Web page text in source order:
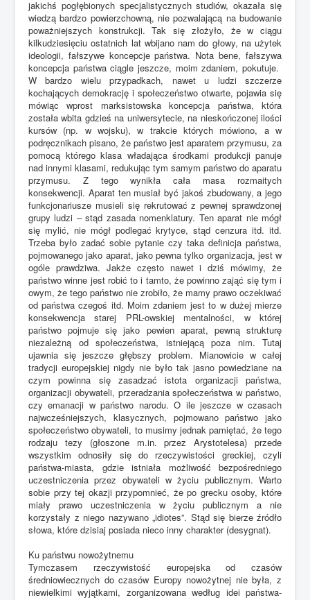
jakichś pogłębionych specjalistycznych studiów, okazała się
wiedzą bardzo powierzchowną, nie pozwalającą na budowanie
poważniejszych konstrukcji. Tak się złożyło, że w ciągu
kilkudziesięciu ostatnich lat wbijano nam do głowy, na użytek
ideologii, fałszywe koncepcje państwa. Nota bene, fałszywa
koncepcja państwa ciągle jeszcze, moim zdaniem, pokutuje.
W bardzo wielu przypadkach, nawet u ludzi szczerze
kochających demokrację i społeczeństwo otwarte, pojawia się
mówiąc wprost marksistowska koncepcja państwa, która
została wbita gdzieś na uniwersytecie, na nieskończonej ilości
kursów (np. w wojsku), w trakcie których mówiono, a w
podręcznikach pisano, że państwo jest aparatem przymusu, za
pomocą którego klasa władająca środkami produkcji panuje
nad innymi klasami, redukując tym samym państwo do aparatu
przymusu. Z tego wynikła cała masa rozmaitych
konsekwencji. Aparat ten musiał być jakoś zbudowany, a jego
funkcjonariusze musieli się rekrutować z pewnej sprawdzonej
grupy ludzi – stąd zasada nomenklatury. Ten aparat nie mógł
się mylić, nie mógł podlegać krytyce, stąd cenzura itd. itd.
Trzeba było zadać sobie pytanie czy taka definicja państwa,
pojmowanego jako aparat, jako pewna tylko organizacja, jest w
ogóle prawdziwa. Jakże często nawet i dziś mówimy, że
państwo winne jest robić to i tamto, że powinno zająć się tym i
owym, że tego państwo nie zrobiło, że mamy prawo oczekiwać
od państwa czegoś itd. Moim zdaniem jest to w dużej mierze
konsekwencja starej PRL-owskiej mentalności, w której
państwo pojmuje się jako pewien aparat, pewną strukturę
niezależną od społeczeństwa, istniejącą poza nim. Tutaj
ujawnia się jeszcze głębszy problem. Mianowicie w całej
tradycji europejskiej nigdy nie było tak jasno powiedziane na
czym powinna się zasadzać istota organizacji państwa,
organizacji obywateli, przeradzania społeczeństwa w państwo,
czy emanacji w państwo narodu. O ile jeszcze w czasach
najwcześniejszych, klasycznych, pojmowano państwo jako
społeczeństwo obywateli, to musimy jednak pamiętać, że tego
rodzaju tezy (głoszone m.in. przez Arystotelesa) przede
wszystkim odnosiły się do rzeczywistości greckiej, czyli
państwa-miasta, gdzie istniała możliwość bezpośredniego
uczestniczenia przez obywateli w życiu publicznym. Warto
sobie przy tej okazji przypomnieć, że po grecku osoby, które
miały prawo uczestniczenia w życiu publicznym a nie
korzystały z niego nazywano „idiotes”. Stąd się bierze źródło
słowa, które dzisiaj posiada nieco inny charakter (desygnat).
Ku państwu nowożytnemu
Tymczasem rzeczywistość europejska od czasów
średniowiecznych do czasów Europy nowożytnej nie była, z
niewielkimi wyjątkami, zorganizowana według idei państwa-